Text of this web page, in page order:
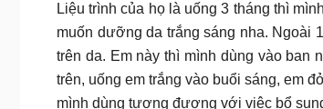
Liệu trình của họ là uống 3 tháng thì
muốn dưỡng da trắng sáng nha. Ngoài
trên da. Em này thì mình dùng vào ban
trên, uống em trắng vào buổi sáng, em
mình dùng tương đương với việc bổ